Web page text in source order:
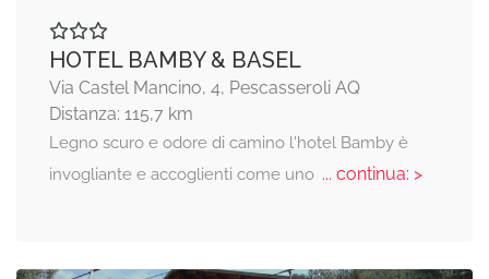
HOTEL BAMBY & BASEL
Via Castel Mancino, 4, Pescasseroli AQ
Distanza: 115,7 km
Legno scuro e odore di camino l'hotel Bamby è
invogliante e accoglienti come uno... continua: >